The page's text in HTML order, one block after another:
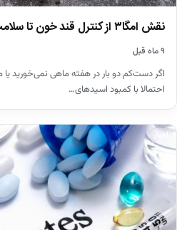
نقش امگا۳ از کنترل قند خون تا سلامت چشم و مفاصل
۹ ماه قبل
اگر دست‌کم دو بار در هفته ماهی نمی‌خورید
احتمالا با کمبود اسیدهای…
اخبار